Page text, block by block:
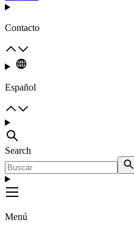
Contacto
Español
Search
Menú